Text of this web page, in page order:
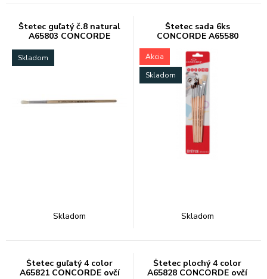
Štetec guľatý č.8 natural
A65803 CONCORDE
Skladom
Skladom
Štetec sada 6ks
CONCORDE A65580
(gul.4,6,8,10pl.10,12)
Akcia
Skladom
Skladom
Štetec guľatý 4 color
A65821 CONCORDE ovčí
Štetec plochý 4 color
A65828 CONCORDE ovčí